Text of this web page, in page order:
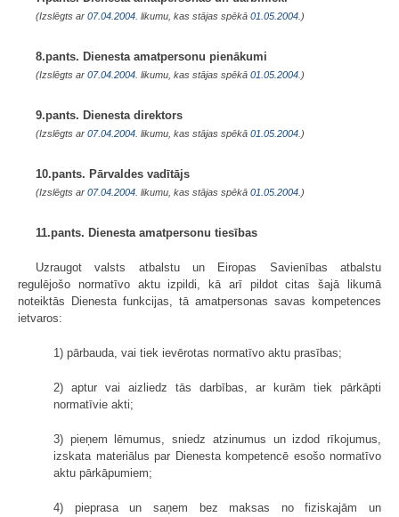
(Izslēgts ar 07.04.2004. likumu, kas stājas spēkā 01.05.2004.)
8.pants. Dienesta amatpersonu pienākumi
(Izslēgts ar 07.04.2004. likumu, kas stājas spēkā 01.05.2004.)
9.pants. Dienesta direktors
(Izslēgts ar 07.04.2004. likumu, kas stājas spēkā 01.05.2004.)
10.pants. Pārvaldes vadītājs
(Izslēgts ar 07.04.2004. likumu, kas stājas spēkā 01.05.2004.)
11.pants. Dienesta amatpersonu tiesības
Uzraugot valsts atbalstu un Eiropas Savienības atbalstu
regulējošo normatīvo aktu izpildi, kā arī pildot citas šajā likumā
noteiktās Dienesta funkcijas, tā amatpersonas savas kompetences
ietvaros:
1) pārbauda, vai tiek ievērotas normatīvo aktu prasības;
2) aptur vai aizliedz tās darbības, ar kurām tiek pārkāpti
normatīvie akti;
3) pieņem lēmumus, sniedz atzinumus un izdod rīkojumus,
izskata materiālus par Dienesta kompetencē esošo normatīvo
aktu pārkāpumiem;
4) pieprasa un saņem bez maksas no fiziskajām un